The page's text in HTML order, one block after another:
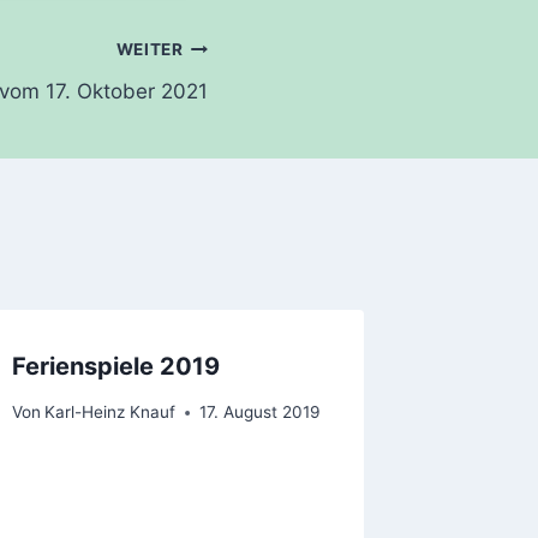
WEITER
17. Oktober 2021
Ferienspiele 2019
Von Karl-Heinz Knauf 17. August 2019